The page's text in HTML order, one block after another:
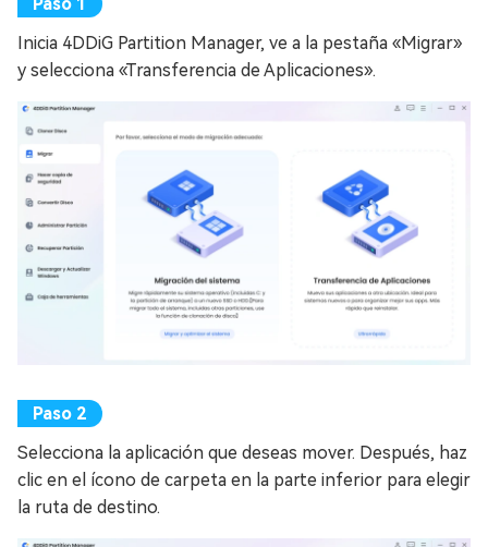
Inicia 4DDiG Partition Manager, ve a la pestaña «Migrar»
y selecciona «Transferencia de Aplicaciones».
Selecciona la aplicación que deseas mover. Después, haz
clic en el ícono de carpeta en la parte inferior para elegir
la ruta de destino.